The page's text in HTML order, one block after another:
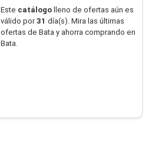
Este catálogolleno de ofertas aún es
válido por31 día(s). Mira las últimas
ofertas de Bata y ahorra comprando en
Bata.